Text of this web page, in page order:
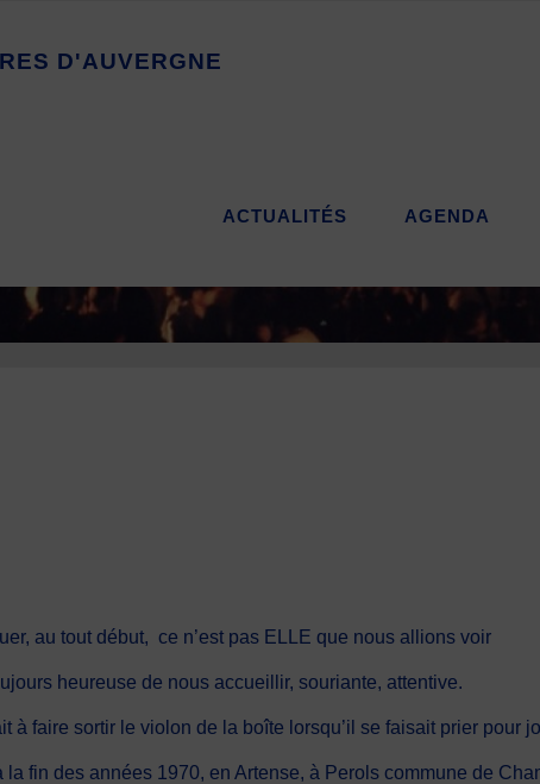
RES D'AUVERGNE
ACTUALITÉS AGENDA
au tout début, ce n’est pas ELLE que nous allions voir
heureuse de nous accueillir, souriante, attentive.
à faire sortir le violon de la boîte lorsqu’il se faisait prier pour
la fin des années 1970, en Artense, à Perols commune de